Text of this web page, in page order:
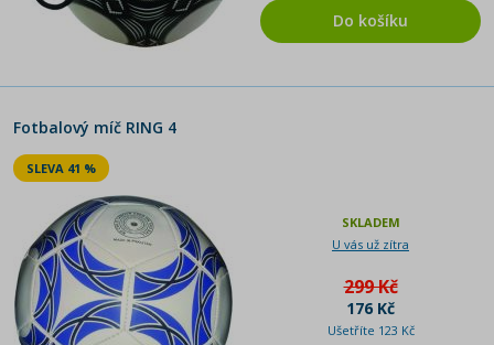
Do košíku
Fotbalový míč RING 4
SLEVA 41 %
SKLADEM
U vás už zítra
299 Kč
176 Kč
Ušetříte 123 Kč